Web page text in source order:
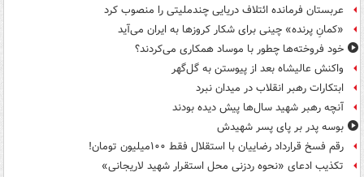
عربستان فرمانده ائتلاف دریایی چندملیتی را منصوب کرد
«کمانِ پرنده» چینی برای شکار کروزها به ایران می‌آید
خود فروخته‌ها چطور با موساد همکاری می‌کردند؟
واکنش عالیشاه بعد از پیوستن به گل‌گهر
ابتکارات رهبر انقلاب در میدان نبرد
آنچه رهبر شهید سال‌ها پیش دیده بودند
بوسه‌ پدر بر پای پسر شهیدش
رقم فسخ قرارداد رضاییان با استقلال فقط ۱۰۰میلیون تومان!
تکذیب ادعای «نحوه ردزنی محل استقرار شهید لاریجانی»